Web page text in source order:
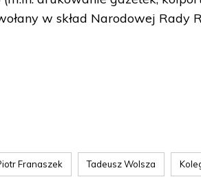
w skład Narodowej Rady
Franaszek Tadeusz Wolsza